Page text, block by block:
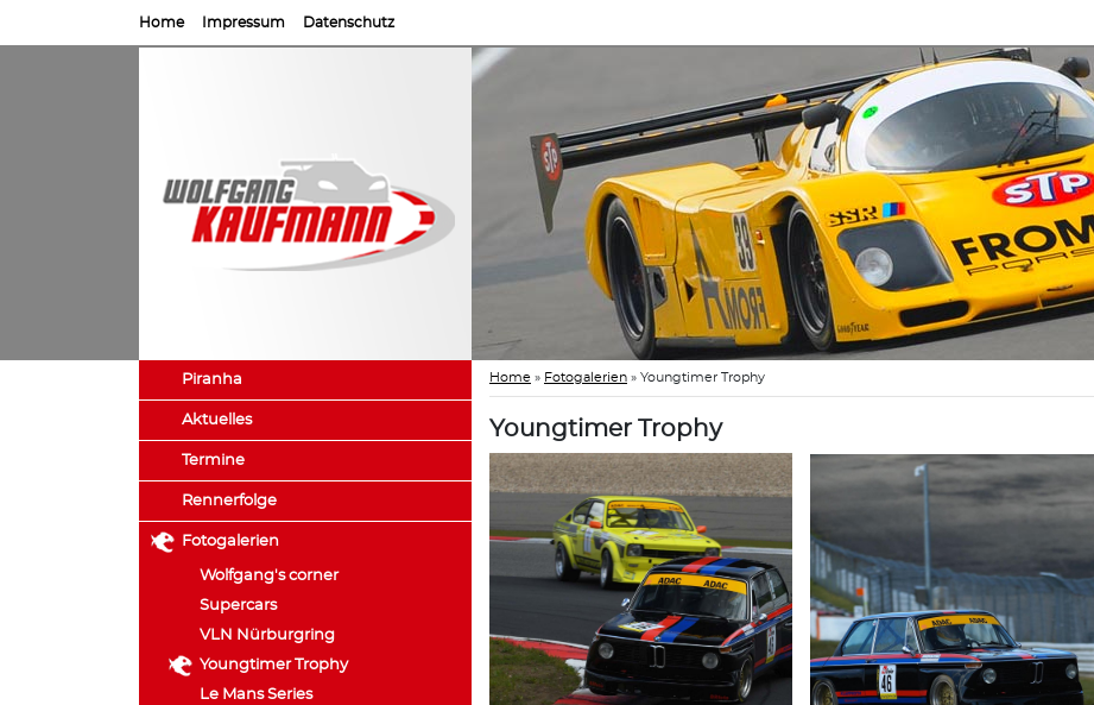
Home Impressum Datenschutz
Piranha
Aktuelles
Termine
Rennerfolge
Fotogalerien
Wolfgang's corner
Supercars
VLN Nürburgring
Youngtimer Trophy
Le Mans Series
Home » Fotogalerien » Youngtimer Trophy
Youngtimer Trophy